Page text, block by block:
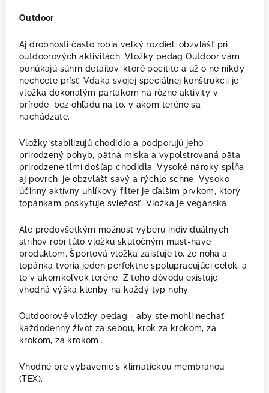
Outdoor
Aj drobnosti často robia veľký rozdiel, obzvlášť pri
outdoorových aktivitách. Vložky pedag Outdoor vám
ponúkajú súhrn detailov, ktoré pocítite a už o ne nikdy
nechcete prísť. Vďaka svojej špeciálnej konštrukcii je
vložka dokonalým parťákom na rôzne aktivity v
prírode, bez ohľadu na to, v akom teréne sa
nachádzate.
Vložky stabilizujú chodidlo a podporujú jeho
prirodzený pohyb, pätná miska a vypolstrovaná päta
prirodzene tlmí došľap chodidla. Vysoké nároky spĺňa
aj povrch: je obzvlášť savý a rýchlo schne. Vysoko
účinný aktívny uhlíkový filter je ďalším prvkom, ktorý
topánkam poskytuje sviežosť. Vložka je vegánska.
Ale predovšetkým možnosť výberu individuálnych
strihov robí túto vložku skutočným must-have
produktom. Športová vložka zaisťuje to, že noha a
topánka tvoria jeden perfektne spolupracujúci celok, a
to v akomkoľvek teréne. Z toho dôvodu existuje
vhodná výška klenby na každý typ nohy.
Outdoorové vložky pedag - aby ste mohli nechať
každodenný život za sebou, krok za krokom, za
krokom, za krokom...
Vhodné pre vybavenie s klimatickou membránou
(TEX).